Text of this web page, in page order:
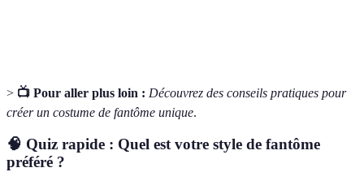
> 📺 Pour aller plus loin : Découvrez des conseils pratiques pour
créer un costume de fantôme unique.
🧠 Quiz rapide : Quel est votre style de fantôme
préféré ?